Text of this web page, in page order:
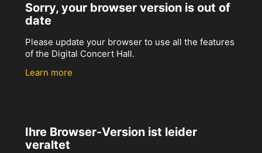
Sorry, your browser version is out of
date
Please update your browser to use all the features
of the Digital Concert Hall.
Learn more
Ihre Browser-Version ist leider
veraltet